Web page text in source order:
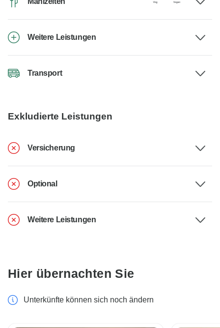
Weitere Leistungen
Transport
Exkludierte Leistungen
Versicherung
Optional
Weitere Leistungen
Hier übernachten Sie
Unterkünfte können sich noch ändern